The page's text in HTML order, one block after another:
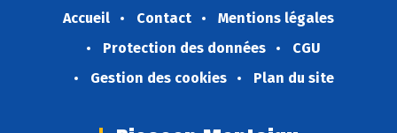
Accueil Contact
Mentions légales
Protection des données
CGU
Gestion des cookies
Plan du site